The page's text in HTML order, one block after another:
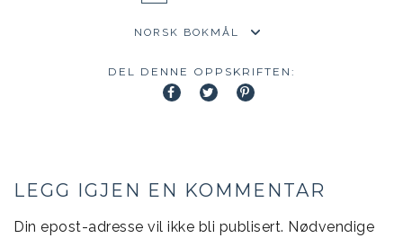
DEL DENNE OPPSKRIFTEN:
LEGG IGJEN EN KOMMENTAR
Din epost-adresse vil ikke bli publisert. Nødvendige